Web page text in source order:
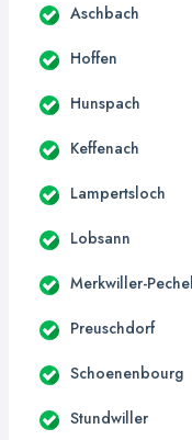
Aschbach
Hoffen
Hunspach
Keffenach
Lampertsloch
Lobsann
Merkwiller-
Preuschdorf
Schoenenbourg
Stundwiller